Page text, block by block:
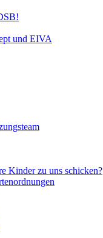
und EIVA
Kinder zu uns schicken?